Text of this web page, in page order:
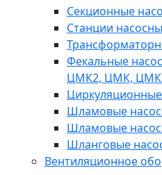
Секционные
Станции
Фекальные
ЦМК2, ЦМК,
Шламовые
Шламовые
Шланговые
Вентиляционное